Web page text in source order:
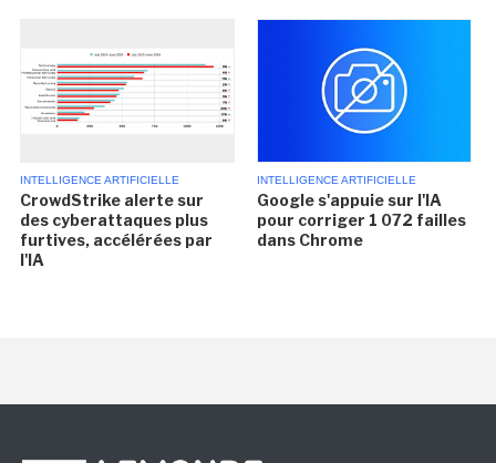
INTELLIGENCE ARTIFICIELLE
CrowdStrike alerte sur
des cyberattaques plus
furtives, accélérées par
l'IA
INTELLIGENCE ARTIFICIELLE
Google s'appuie sur l'IA
pour corriger 1 072 failles
dans Chrome